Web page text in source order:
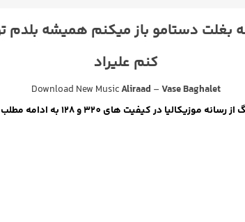
بغلت دستامو باز میکنم همیشه بلدم
کنم علیراد
Download New MusicAliraad –Vase Baghalet
در کیفیت های 320 و 128 به ادامه مطلب مراجعه نمایید